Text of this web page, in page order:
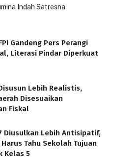
Indah Satresna
Gandeng Pers Perangi
Literasi Pindar Diperkuat
Lebih Realistis,
Disesuaikan
Fiskal
Diusulkan Lebih Antisipatif,
Harus Tahu Sekolah Tujuan
Kelas 5